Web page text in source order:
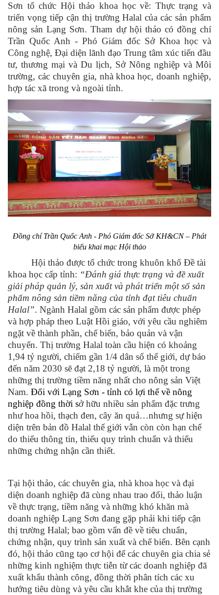
Sơn tổ chức Hội thảo khoa học về: Thực trạng và
triển vọng tiếp cận thị trường Halal của các sản phẩm
nông sản Lạng Sơn. Tham dự hội thảo có đồng chí
Trần Quốc Anh - Phó Giám đốc Sở Khoa học và
Công nghệ, Đại diện lãnh đạo Trung tâm xúc tiến đầu
tư, thương mại và Du lịch, Sở Nông nghiệp và Môi
trường, các chuyên gia, nhà khoa học, doanh nghiệp,
hợp tác xã trong và ngoài tỉnh.
Đồng chí Trần Quốc Anh - Phó Giám đốc Sở KH&CN – Phát
biểu khai mạc Hội thảo
Hội thảo được tổ chức trong khuôn khổ Đề tài
khoa học cấp tỉnh: “Đánh giá thực trạng và đề xuất
giải pháp quản lý, sản xuất và phát triển một số sản
phẩm nông sản tiềm năng của tỉnh đạt tiêu chuẩn
Halal”. Ngành Halal gồm các sản phẩm được phép
và hợp pháp theo Luật Hồi giáo, với yêu cầu nghiêm
ngặt về thành phần, chế biến, bảo quản và vận
chuyển. Thị trường Halal toàn cầu hiện có khoảng
1,94 tỷ người, chiếm gần 1/4 dân số thế giới, dự báo
đến năm 2030 sẽ đạt 2,18 tỷ người, là một trong
những thị trường tiềm năng nhất cho nông sản Việt
Nam. Đối với Lạng Sơn - tỉnh có lợi thế về nông
nghiệp đồng thời sở hữu nhiều sản phẩm đặc trưng
như hoa hồi, thạch đen, cây ăn quả…nhưng sự hiện
diện trên bản đồ Halal thế giới vẫn còn còn hạn chế
do thiếu thông tin, thiếu quy trình chuẩn và thiếu
những chứng nhận cần thiết.
Tại hội thảo, các chuyên gia, nhà khoa học và đại
diện doanh nghiệp đã cùng nhau trao đổi, thảo luận
về thực trạng, tiềm năng và những khó khăn mà
doanh nghiệp Lạng Sơn đang gặp phải khi tiếp cận
thị trường Halal; bao gồm vấn đề về tiêu chuẩn,
chứng nhận, quy trình sản xuất và chế biến. Bên cạnh
đó, hội thảo cũng tạo cơ hội để các chuyên gia chia sẻ
những kinh nghiệm thực tiễn từ các doanh nghiệp đã
xuất khẩu thành công, đồng thời phân tích các xu
hướng tiêu dùng và yêu cầu khắt khe của thị trường